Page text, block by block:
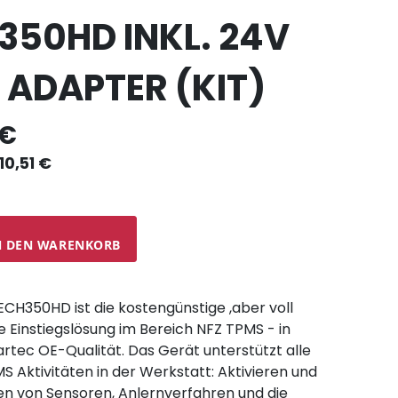
INKL. 24V
(KIT)
€
DEN WARENKORB
ist die kostengünstige ,aber voll
im Bereich NFZ TPMS - in
OE-Qualität. Das Gerät unterstützt alle
Aktivitäten in der Werkstatt: Aktivieren und
von Sensoren, Anlernverfahren und die